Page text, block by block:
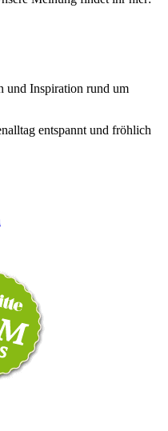
und Inspiration rund um
entspannt und fröhlich